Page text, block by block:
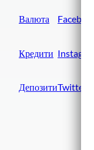
Валюта
Кредити
Депозити
Facebook
Instagram
Twitter